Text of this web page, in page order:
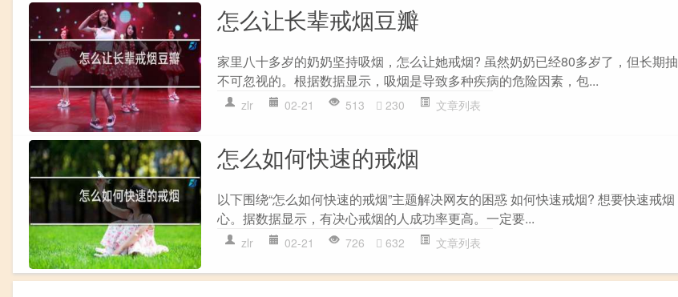
怎么让长辈戒烟豆瓣
家里八十多岁的奶奶坚持吸烟，怎么让她戒烟? 虽然奶奶已经80多岁了，但长期
不可忽视的。根据数据显示，吸烟是导致多种疾病的危险因素，包...
zlr 02-21 513 230 文章列表
怎么如何快速的戒烟
以下围绕“怎么如何快速的戒烟”主题解决网友的困惑 如何快速戒烟? 想要快速戒
心。据数据显示，有决心戒烟的人成功率更高。一定要...
zlr 02-21 726 632 文章列表